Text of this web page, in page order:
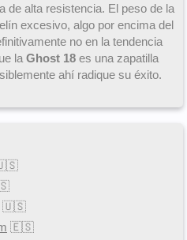
de alta resistencia. El peso de la
excesivo, algo por encima del
no en la tendencia
la Ghost 18 es una zapatilla
ahí radique su éxito.
🇺🇸
🇪🇸